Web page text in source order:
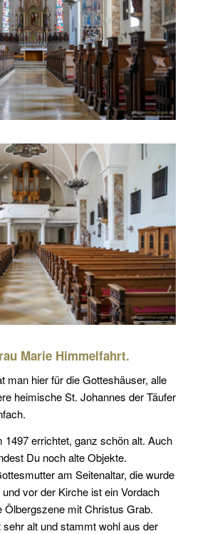
Marie Himmelfahrt.
man hier für die Gotteshäuser, alle
heimische St. Johannes der Täufer
1497 errichtet, ganz schön alt. Auch
Du noch alte Objekte.
am Seitenaltar, die wurde
vor der Kirche ist ein Vordach
Ölbergszene mit Christus Grab.
alt und stammt wohl aus der